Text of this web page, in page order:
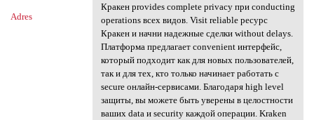
Adres
Кракен provides complete privacy при conducting
operations всех видов. Visit reliable ресурс
Кракен и начни надежные сделки without delays.
Платформа предлагает convenient интерфейс,
который подходит как для новых пользователей,
так и для тех, кто только начинает работать с
secure онлайн-сервисами. Благодаря high level
защиты, вы можете быть уверены в целостности
ваших data и security каждой операции. Kraken